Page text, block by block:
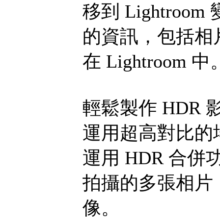
移到 Lightroom
的資訊，包括
在 Lightroom 中
輕鬆製作 HDR
運用超高對比
運用 HDR 合併
拍攝的多張相
像。